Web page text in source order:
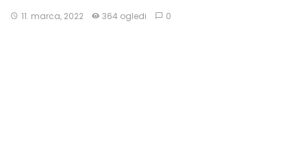
11. marca, 2022 364 ogledi 0